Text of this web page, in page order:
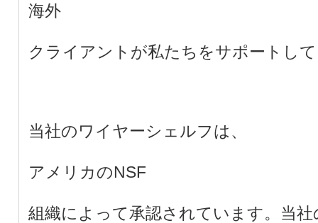
海外
クライアントが私たちをサポートし
当社のワイヤーシェルフは、
アメリカのNSF
組織によって承認されています。当社